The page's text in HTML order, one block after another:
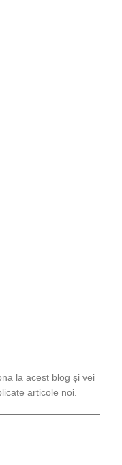
la acest blog și vei
articole noi.